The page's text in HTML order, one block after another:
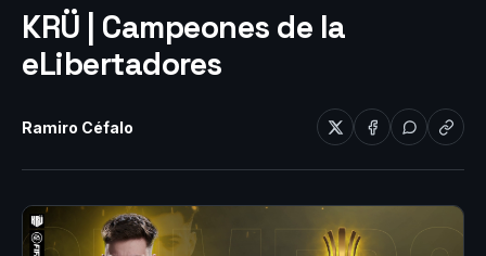
KRÜ | Campeones de la
eLibertadores
Ramiro Céfalo